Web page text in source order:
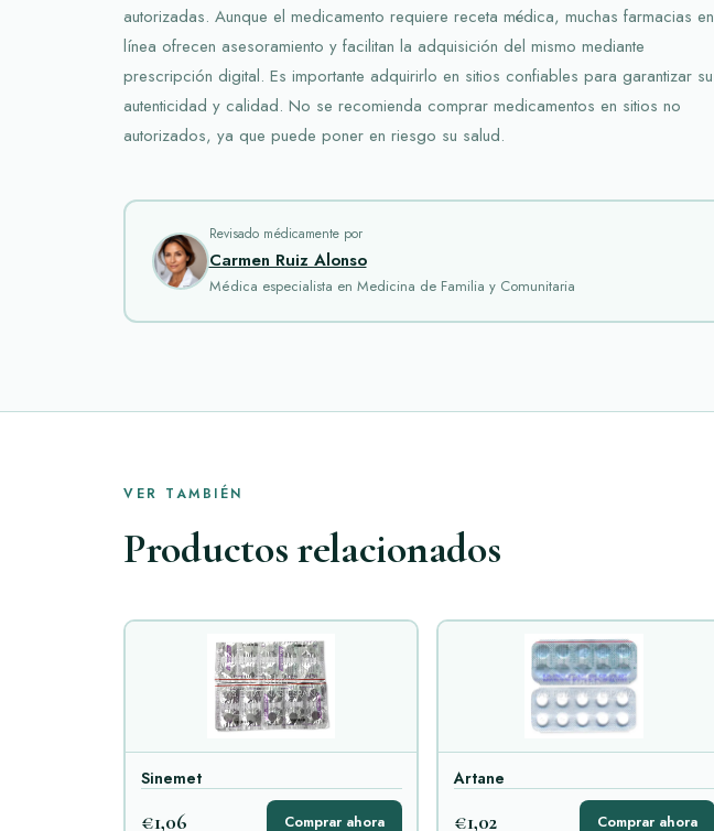
autorizadas. Aunque el medicamento requiere receta médica, muchas farmacias en
línea ofrecen asesoramiento y facilitan la adquisición del mismo mediante
prescripción digital. Es importante adquirirlo en sitios confiables para garantizar su
autenticidad y calidad. No se recomienda comprar medicamentos en sitios no
autorizados, ya que puede poner en riesgo su salud.
Revisado médicamente por
Carmen Ruiz Alonso
Médica especialista en Medicina de Familia y Comunitaria
VER TAMBIÉN
Productos relacionados
Sinemet
€1,06 Comprar ahora
Artane
€1,02 Comprar ahora